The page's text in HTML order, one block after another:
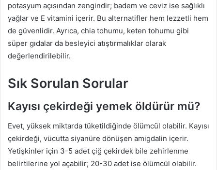
potasyum açısından zengindir; badem ve ceviz ise sağlıklı
yağlar ve E vitamini içerir. Bu alternatifler hem lezzetli hem
de güvenlidir. Ayrıca, chia tohumu, keten tohumu gibi
süper gıdalar da besleyici atıştırmalıklar olarak
değerlendirilebilir.
Sık Sorulan Sorular
Kayısı çekirdeği yemek öldürür mü?
Evet, yüksek miktarda tüketildiğinde ölümcül olabilir. Kayısı
çekirdeği, vücutta siyanüre dönüşen amigdalin içerir.
Yetişkinler için 3-5 adet çiğ çekirdek bile zehirlenme
belirtilerine yol açabilir; 20-30 adet ise ölümcül olabilir.